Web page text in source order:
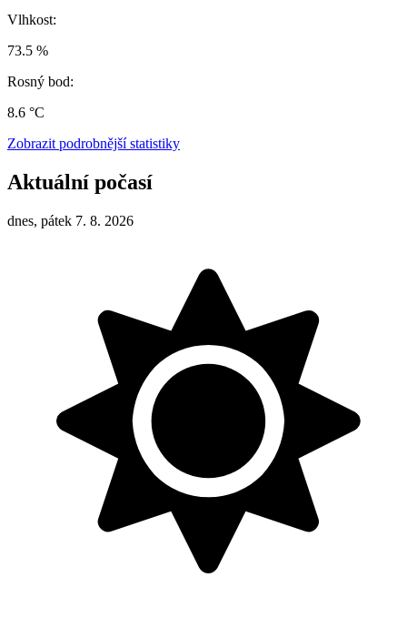
Vlhkost:
73.5 %
Rosný bod:
8.6 °C
Zobrazit podrobnější statistiky
Aktuální počasí
dnes, pátek 7. 8. 2026